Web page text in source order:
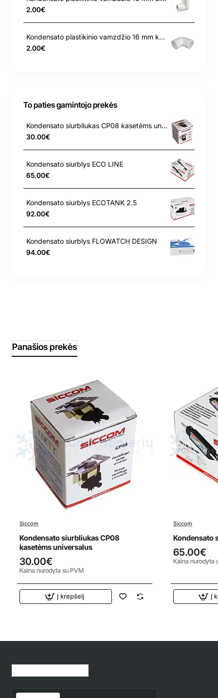
2.00€
Kondensato plastikinio vamzdžio 16 mm kampas 90
2.00€
To paties gamintojo prekės
Kondensato siurbliukas CP08 kasetėms universalus
30.00€
Kondensato siurblys ECO LINE
65.00€
Kondensato siurblys ECOTANK 2.5
92.00€
Kondensato siurblys FLOWATCH DESIGN
94.00€
Panašios prekės
Siccom
Kondensato siurbliukas CP08
kasetėms universalus
30.00€
Kaina nurodyta su PVM
Į krepšelį
Siccom
Kondensato
65.00€
Kaina nurodyta
Į